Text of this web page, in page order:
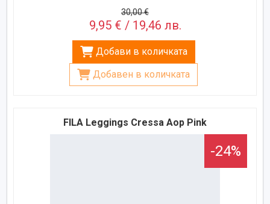
30,00 €
9,95 € / 19,46 лв.
Добави в количката
Добавен в количката
FILA Leggings Cressa Aop Pink
-24%